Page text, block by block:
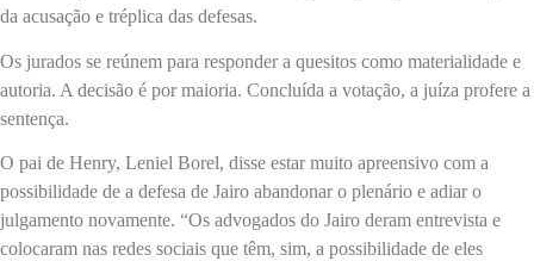
da acusação e tréplica das defesas.
Os jurados se reúnem para responder a quesitos como materialidade e
autoria. A decisão é por maioria. Concluída a votação, a juíza profere a
sentença.
O pai de Henry, Leniel Borel, disse estar muito apreensivo com a
possibilidade de a defesa de Jairo abandonar o plenário e adiar o
julgamento novamente. “Os advogados do Jairo deram entrevista e
colocaram nas redes sociais que têm, sim, a possibilidade de eles